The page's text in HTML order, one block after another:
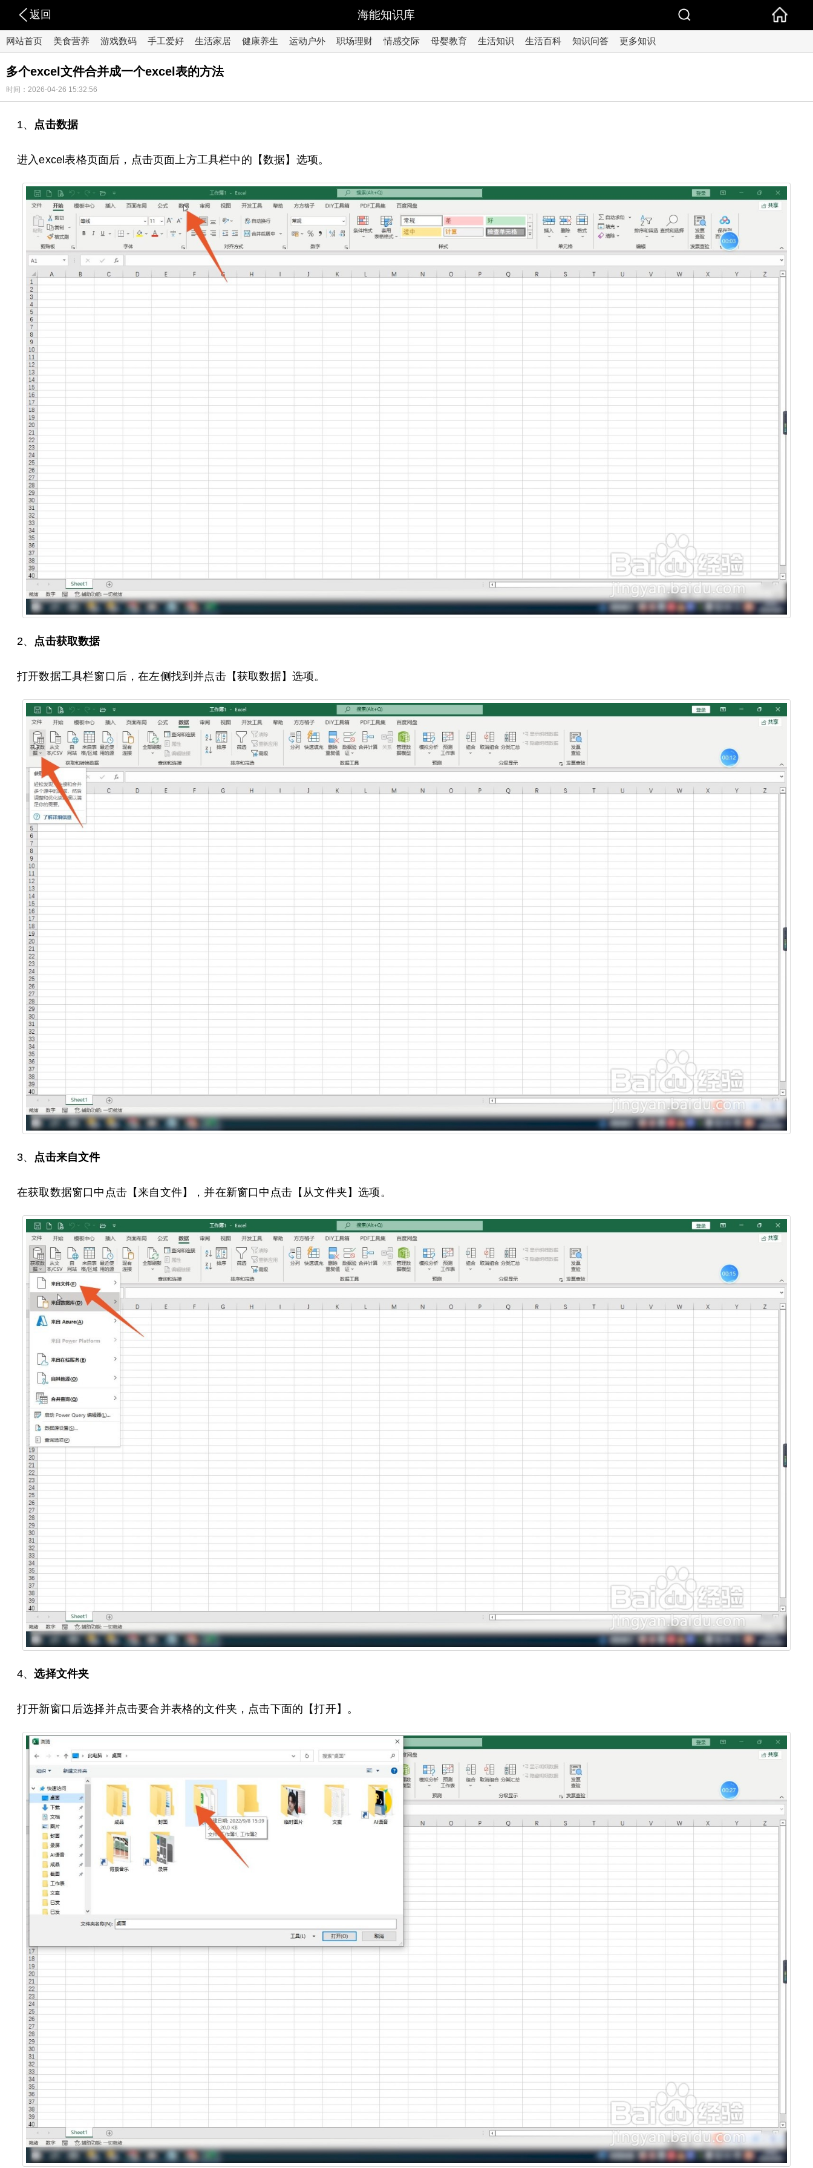
返回 海能知识库
网站首页 美食营养 游戏数码 手工爱好 生活家居 健康养生 运动户外 职场理财 情感交际 母婴教育 生活知识 生活百科 知识问答 更多知识
多个excel文件合并成一个excel表的方法
时间：2026-04-26 15:32:56
1、 点击数据
进入excel表格页面后，点击页面上方工具栏中的【数据】选项。
2、 点击获取数据
打开数据工具栏窗口后，在左侧找到并点击【获取数据】选项。
3、 点击来自文件
在获取数据窗口中点击【来自文件】，并在新窗口中点击【从文件夹】选项。
4、选择文件夹
打开新窗口后选择并点击要合并表格的文件夹，点击下面的【打开】。